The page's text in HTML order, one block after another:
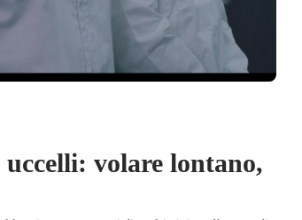
volare lontano,